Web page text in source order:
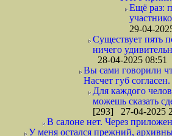
Ещё раз:
29-04-
Существует пять
ничего
28-04-2025 08:51
Вы сами говорили
Насчет губ
Для каждого
можешь сказать
[293] 27-04-2025
В салоне нет. Через
У меня остался прежний,